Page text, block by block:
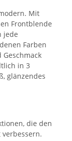
Mit
Frontblende
jede
Farben
in 3
glänzendes
die den